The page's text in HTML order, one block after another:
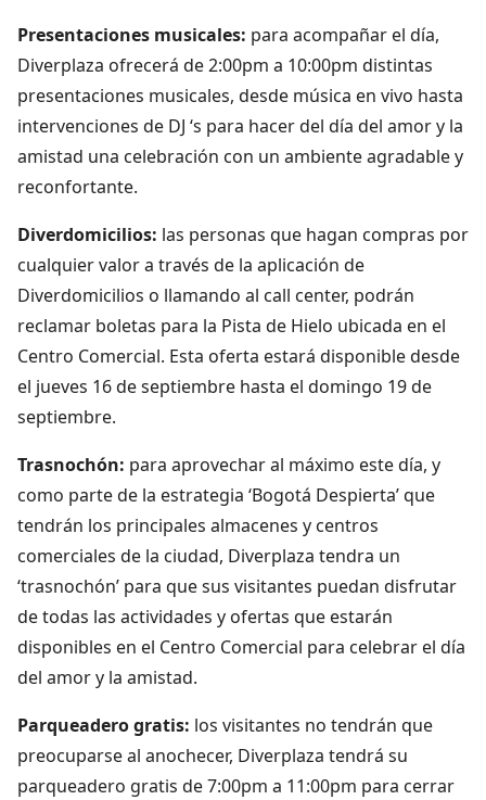
Presentaciones musicales: para acompañar el día,
Diverplaza ofrecerá de 2:00pm a 10:00pm distintas
presentaciones musicales, desde música en vivo hasta
intervenciones de DJ ‘s para hacer del día del amor y la
amistad una celebración con un ambiente agradable y
reconfortante.
Diverdomicilios: las personas que hagan compras por
cualquier valor a través de la aplicación de
Diverdomicilios o llamando al call center, podrán
reclamar boletas para la Pista de Hielo ubicada en el
Centro Comercial. Esta oferta estará disponible desde
el jueves 16 de septiembre hasta el domingo 19 de
septiembre.
Trasnochón: para aprovechar al máximo este día, y
como parte de la estrategia ‘Bogotá Despierta’ que
tendrán los principales almacenes y centros
comerciales de la ciudad, Diverplaza tendra un
‘trasnochón’ para que sus visitantes puedan disfrutar
de todas las actividades y ofertas que estarán
disponibles en el Centro Comercial para celebrar el día
del amor y la amistad.
Parqueadero gratis: los visitantes no tendrán que
preocuparse al anochecer, Diverplaza tendrá su
parqueadero gratis de 7:00pm a 11:00pm para cerrar